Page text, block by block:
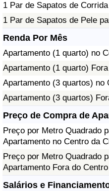
1 Par de Sapatos de
1 Par de Sapatos de Pele
Renda Por Mês
Apartamento (1 quarto) no
Apartamento (1 quarto)
Apartamento (3 quartos) no
Apartamento (3 quartos)
Preço de Compra de
Preço por Metro Quadrado
Apartamento no Centro da
Preço por Metro Quadrado
Apartamento Fora do
Salários e